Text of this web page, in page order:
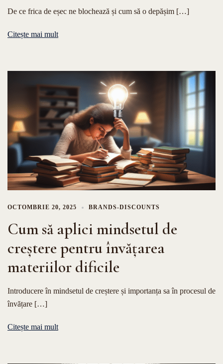
De ce frica de eșec ne blochează și cum să o depășim […]
Citește mai mult
OCTOMBRIE 20, 2025 BRANDS-DISCOUNTS
Cum să aplici mindsetul de
creștere pentru învățarea
materiilor dificile
Introducere în mindsetul de creștere și importanța sa în procesul de
învățare […]
Citește mai mult